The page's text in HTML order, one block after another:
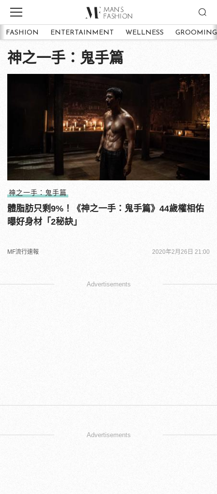
FASHION ENTERTAINMENT WELLNESS GROOMING
神之一手：鬼手篇
神之一手：鬼手篇
體脂肪只剩9%！《神之一手：鬼手篇》44歲權相佑
曝好身材「2秘訣」
MF流行速報 2020年2月26日 21:00
Advertisements
Advertisements